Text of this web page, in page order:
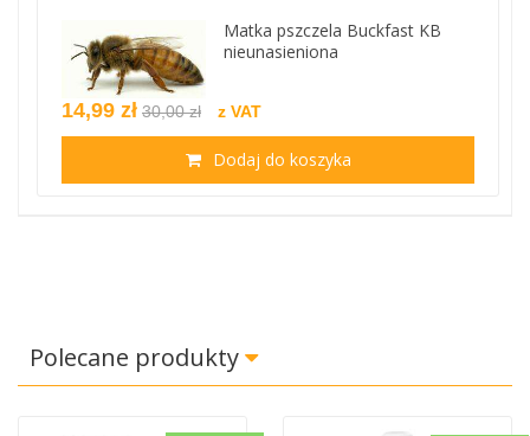
Matka pszczela Buckfast KB
nieunasieniona
14,99 zł 30,00 zł z VAT
Dodaj do koszyka
Polecane produkty